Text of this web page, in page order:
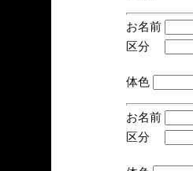
お名前
区分
(
体色
お名前
区分
(